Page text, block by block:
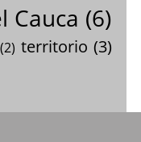
Cauca (6)
(2) territorio (3)